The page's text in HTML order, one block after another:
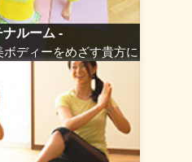
ナルーム -
ディーをめざす貴方に